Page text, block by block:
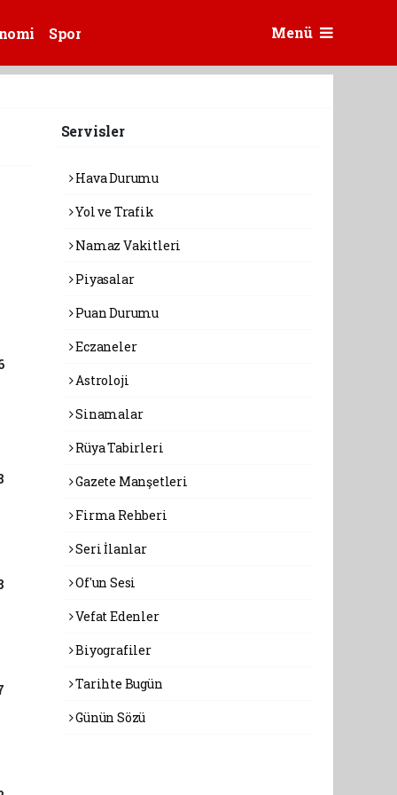
Spor Menü
Servisler
Hava Durumu
Yol ve Trafik
Namaz Vakitleri
Piyasalar
Puan Durumu
Eczaneler
Astroloji
Sinamalar
Rüya Tabirleri
Gazete Manşetleri
Firma Rehberi
Seri İlanlar
Of'un Sesi
Vefat Edenler
Biyografiler
Tarihte Bugün
Günün Sözü